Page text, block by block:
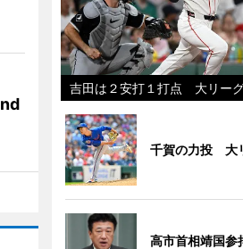
吉田は２安打１打点 大リー
千賀の力投 大
高市首相靖国参